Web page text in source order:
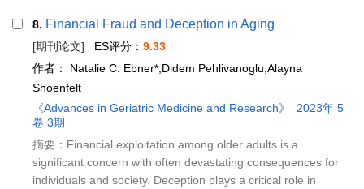
8. Financial Fraud and Deception in Aging
[期刊论文] ES评分： 9.33
作者： Natalie C. Ebner*,Didem Pehlivanoglu,Alayna
Shoenfelt
《Advances in Geriatric Medicine and Research》
2023年 5
卷 3期
摘要：Financial exploitation among older adults is a
significant concern with often devastating consequences for
individuals and society. Deception plays a critical role in